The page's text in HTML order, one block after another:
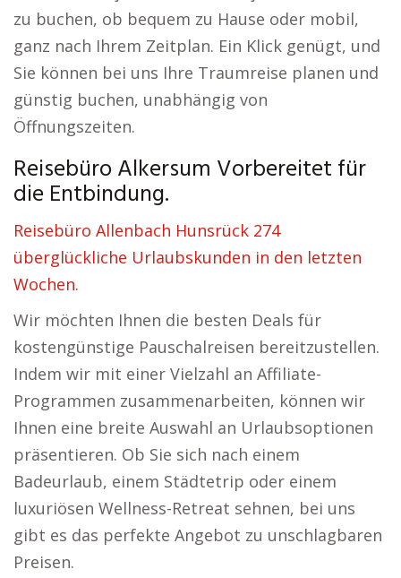
zu buchen, ob bequem zu Hause oder mobil,
ganz nach Ihrem Zeitplan. Ein Klick genügt, und
Sie können bei uns Ihre Traumreise planen und
günstig buchen, unabhängig von
Öffnungszeiten.
Reisebüro Alkersum Vorbereitet für
die Entbindung.
Reisebüro Allenbach Hunsrück 274
überglückliche Urlaubskunden in den letzten
Wochen.
Wir möchten Ihnen die besten Deals für
kostengünstige Pauschalreisen bereitzustellen.
Indem wir mit einer Vielzahl an Affiliate-
Programmen zusammenarbeiten, können wir
Ihnen eine breite Auswahl an Urlaubsoptionen
präsentieren. Ob Sie sich nach einem
Badeurlaub, einem Städtetrip oder einem
luxuriösen Wellness-Retreat sehnen, bei uns
gibt es das perfekte Angebot zu unschlagbaren
Preisen.